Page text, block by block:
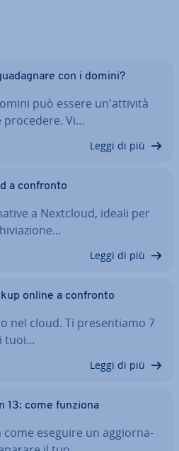
con i domini?
può essere un'at­ti­vi­tà
procedere. Vi…
Leggi di più
a confronto
a Nextcloud, ideali per
Leggi di più
online a confronto
nel cloud. Ti pre­sen­tia­mo 7
tuoi…
Leggi di più
13: come funziona
come eseguire un ag­gior­na­